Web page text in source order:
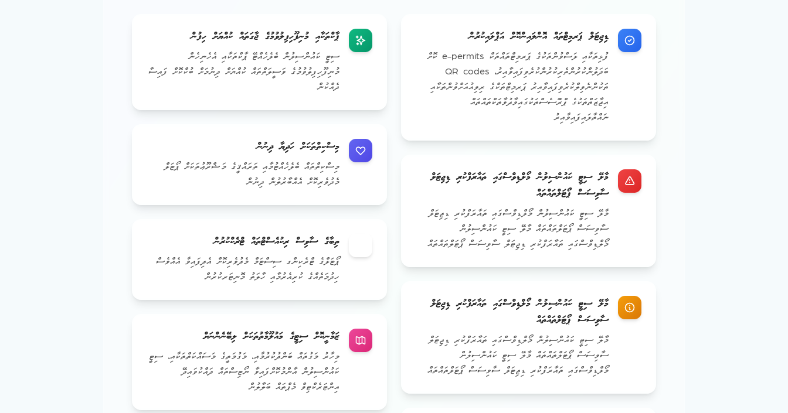
ޑިޖިޓަލް ޕަރމިޓްތައް އޮންލައިންކޮށް އަޕްލައިކުރުން
ފުޅިތަކާއި ލަސްވުންތަކުގެ ޕަރމިޓްތައްތަކް e-permits ކޮށް
ބަދަލުންކުރުންތެރިކުރުންކުރެވިފައިވާއިރު، QR codes
ތަކުންނެވިލްކުރެވިފައިވާއިރު ޕަރމިޓްތަކްގެ ރިވިއުއަށްވުންތަކާއި
އިޖާޒަތްތަކުގެ ޕްރޮސެސްތަކުގައިވާދުވާތަކްތައްތައް
ނައްތާލައިފައިވާއިރު
މާލޭ ސިޓީ ކައުންސިލުން މޯލްޑިވްސްގައި ތައާރަފްކުރި ޑިޖިޓަލް
ސާވިސަސް ޕޯޓަލްތައްތައް
މާލޭ ސިޓީ ކައުންސިލުން މޯލްޑިވްސްގައި ތައާރަފްކުރި ޑިޖިޓަލް
ސާވިސަސް ޕޯޓަލްތައްތައް މާލޭ ސިޓީ ކައުންސިލުން
މޯލްޑިވްސްގައި ތައާރަފްކުރި ޑިޖިޓަލް ސާވިސަސް ޕޯޓަލްތައްތައް
މާލޭ ސިޓީ ކައުންސިލުން މޯލްޑިވްސްގައި ތައާރަފްކުރި ޑިޖިޓަލް
ސާވިސަސް ޕޯޓަލްތައްތައް
މާލޭ ސިޓީ ކައުންސިލުން މޯލްޑިވްސްގައި ތައާރަފްކުރި ޑިޖިޓަލް
ސާވިސަސް ޕޯޓަލްތައްތައް މާލޭ ސިޓީ ކައުންސިލުން
މޯލްޑިވްސްގައި ތައާރަފްކުރި ޑިޖިޓަލް ސާވިސަސް ޕޯޓަލްތައްތައް
ޕާކްތަކާއި މުނިފޫހިފިލުވުމުގެ ޖާގަތައް ކުއްޔަށް ހިފުން
ސިޓީ ކައުންސިލުން ބެލެހެއްޓޭ ޕާކްތަކާއި އެހެނިހެން
މުނިފޫހިފިލުވުމުގެ ވަސީލަތްތައް ކުއްޔަށް ދިނުމަށް ބުކްކޮށް ފައިސާ
ދެއްކުން
މިސްކިތްތަކަށް ހަދިޔާ ދިނުން
މިސްކިތްތައް ބެލެހެއްޓުމާއި ތަރައްޤީގެ މަޝްރޫޢުތަކަށް ޕޯޓަލް
މެދުވެރިކޮށް އެއްބާރުލުން ދިނުން
ތިބާގެ ސާވިސް ރިކުއެސްޓްތައް ޓްރެކްކުރުން
ޕޯޓަލްގެ ޓްރެކިންގ ސިސްޓަމް މެދުވެރިކޮށް އެދިފައިވާ އެއްވެސް
ހިދުމަތެއްގެ ކުރިއެރުމާއި ހާލަތު މޮނިޓަރކުރުން
ޒަމާނީކޮށް ސިޓީގެ މައުލޫމާތުތަކަށް ލިބޭނެންނަށް
މިހާރު މަގުތައް ބަންދުކުރުމާއި، މަގުމަތީގެ މަސައްކަތްތަކާއި، ސިޓީ
ކައުންސިލުން އާންމުކޮށްފައިވާ ނޯޓިސްތައް ދައްކުވައިދޭ
އިންޓަރެކްޓިވް މެޕްތައް ބަލާލުން